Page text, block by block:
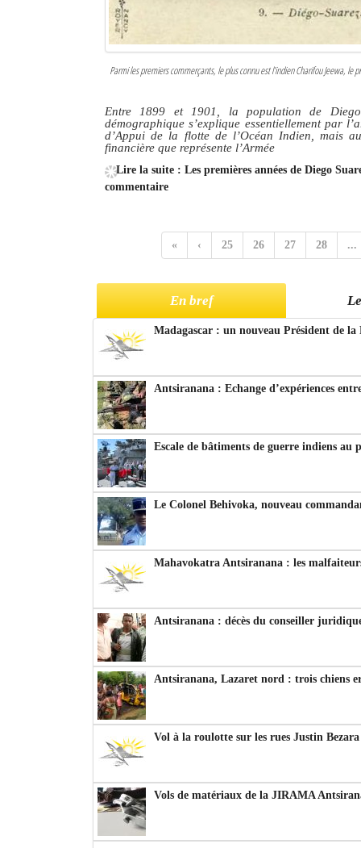
Parmi les premiers commerçants, le plus connu est l’indien Charifou Jeewa,
Entre 1899 et 1901, la population de
démographique s’explique essentiellement par
d’Appui de la flotte de l’Océan Indien, mais
financière que représente l’Armée
Lire la suite : Les premières années de Diego
commentaire
« ‹ 25 26 27 28 ...
En bref
Madagascar : un nouveau Président de
Antsiranana : Echange d’expériences
Escale de bâtiments de guerre indiens au
Le Colonel Behivoka, nouveau
Mahavokatra Antsiranana : les
Antsiranana : décès du conseiller
Antsiranana, Lazaret nord : trois chiens
Vol à la roulotte sur les rues Justin
Vols de matériaux de la JIRAMA